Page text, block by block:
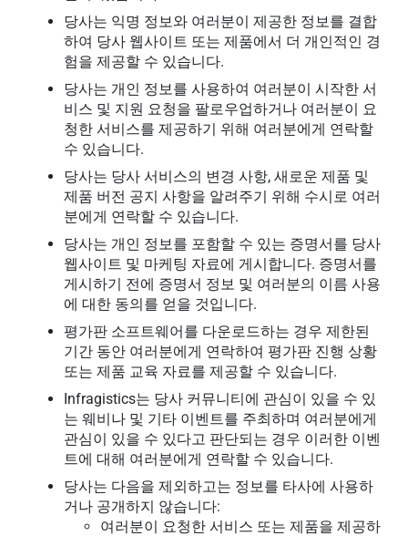
당사는 익명 정보와 여러분이 제공한 정보를 결합
하여 당사 웹사이트 또는 제품에서 더 개인적인 경
험을 제공할 수 있습니다.
당사는 개인 정보를 사용하여 여러분이 시작한 서
비스 및 지원 요청을 팔로우업하거나 여러분이 요
청한 서비스를 제공하기 위해 여러분에게 연락할
수 있습니다.
당사는 당사 서비스의 변경 사항, 새로운 제품 및
제품 버전 공지 사항을 알려주기 위해 수시로 여러
분에게 연락할 수 있습니다.
당사는 개인 정보를 포함할 수 있는 증명서를 당사
웹사이트 및 마케팅 자료에 게시합니다. 증명서를
게시하기 전에 증명서 정보 및 여러분의 이름 사용
에 대한 동의를 얻을 것입니다.
평가판 소프트웨어를 다운로드하는 경우 제한된
기간 동안 여러분에게 연락하여 평가판 진행 상황
또는 제품 교육 자료를 제공할 수 있습니다.
Infragistics는 당사 커뮤니티에 관심이 있을 수 있
는 웨비나 및 기타 이벤트를 주최하며 여러분에게
관심이 있을 수 있다고 판단되는 경우 이러한 이벤
트에 대해 여러분에게 연락할 수 있습니다.
당사는 다음을 제외하고는 정보를 타사에 사용하
거나 공개하지 않습니다:
여러분이 요청한 서비스 또는 제품을 제공하